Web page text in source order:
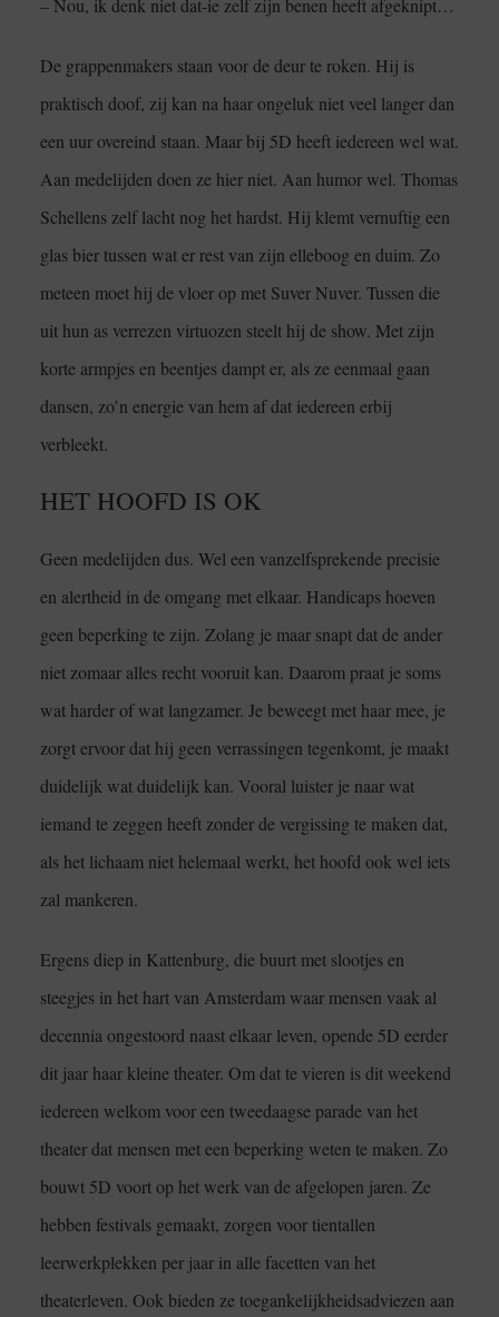
De grappenmakers staan voor de deur te roken. Hij is
praktisch doof, zij kan na haar ongeluk niet veel langer dan
een uur overeind staan. Maar bij 5D heeft iedereen wel wat.
Aan medelijden doen ze hier niet. Aan humor wel. Thomas
Schellens zelf lacht nog het hardst. Hij klemt vernuftig een
glas bier tussen wat er rest van zijn elleboog en duim. Zo
meteen moet hij de vloer op met Suver Nuver. Tussen die
uit hun as verrezen virtuozen steelt hij de show. Met zijn
korte armpjes en beentjes dampt er, als ze eenmaal gaan
dansen, zo’n energie van hem af dat iedereen erbij
verbleekt.
HET HOOFD IS OK
Geen medelijden dus. Wel een vanzelfsprekende precisie
en alertheid in de omgang met elkaar. Handicaps hoeven
geen beperking te zijn. Zolang je maar snapt dat de ander
niet zomaar alles recht vooruit kan. Daarom praat je soms
wat harder of wat langzamer. Je beweegt met haar mee, je
zorgt ervoor dat hij geen verrassingen tegenkomt, je maakt
duidelijk wat duidelijk kan. Vooral luister je naar wat
iemand te zeggen heeft zonder de vergissing te maken dat,
als het lichaam niet helemaal werkt, het hoofd ook wel iets
zal mankeren.
Ergens diep in Kattenburg, die buurt met slootjes en
steegjes in het hart van Amsterdam waar mensen vaak al
decennia ongestoord naast elkaar leven, opende 5D eerder
dit jaar haar kleine theater. Om dat te vieren is dit weekend
iedereen welkom voor een tweedaagse parade van het
theater dat mensen met een beperking weten te maken. Zo
bouwt 5D voort op het werk van de afgelopen jaren. Ze
hebben festivals gemaakt, zorgen voor tientallen
leerwerkplekken per jaar in alle facetten van het
theaterleven. Ook bieden ze toegankelijkheidsadviezen aan